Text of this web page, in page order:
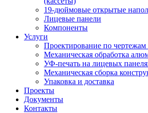
19-дюймовые открытые
Лицевые панели
Компоненты
Услуги
Проектирование по чертежам
Механическая обработка
УФ-печать на лицевых
Механическая сборка
Упаковка и доставка
Проекты
Документы
Контакты